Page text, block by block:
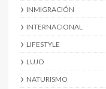
INMIGRACIÓN
INTERNACIONAL
LIFESTYLE
LUJO
NATURISMO